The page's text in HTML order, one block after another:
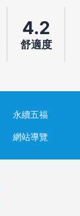
4.2
舒適度
永續五福
網站導覽